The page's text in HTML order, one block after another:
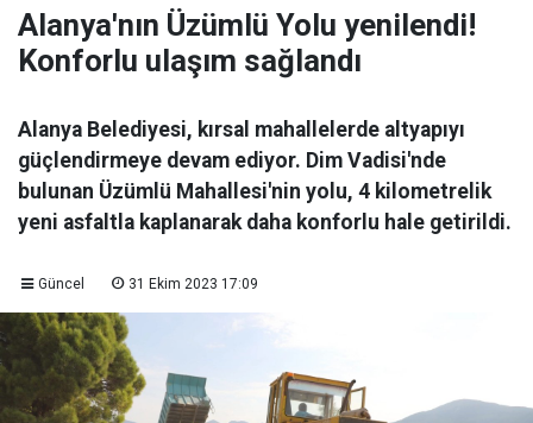
Alanya'nın Üzümlü Yolu yenilendi!
Konforlu ulaşım sağlandı
Alanya Belediyesi, kırsal mahallelerde altyapıyı
güçlendirmeye devam ediyor. Dim Vadisi'nde
bulunan Üzümlü Mahallesi'nin yolu, 4 kilometrelik
yeni asfaltla kaplanarak daha konforlu hale getirildi.
Güncel 31 Ekim 2023 17:09